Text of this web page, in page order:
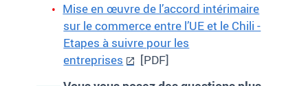
Mise en œuvre de l’accord intérimaire
sur le commerce entre l’UE et le Chili -
Etapes à suivre pour les
entreprises
[PDF]